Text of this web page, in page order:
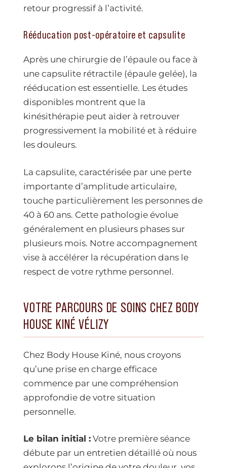
retour progressif à l’activité.
Rééducation post-opératoire et capsulite
Après une chirurgie de l’épaule ou face à
une capsulite rétractile (épaule gelée), la
rééducation est essentielle. Les études
disponibles montrent que la
kinésithérapie peut aider à retrouver
progressivement la mobilité et à réduire
les douleurs.
La capsulite, caractérisée par une perte
importante d’amplitude articulaire,
touche particulièrement les personnes de
40 à 60 ans. Cette pathologie évolue
généralement en plusieurs phases sur
plusieurs mois. Notre accompagnement
vise à accélérer la récupération dans le
respect de votre rythme personnel.
VOTRE PARCOURS DE SOINS CHEZ BODY
HOUSE KINÉ VÉLIZY
Chez Body House Kiné, nous croyons
qu’une prise en charge efficace
commence par une compréhension
approfondie de votre situation
personnelle.
Le bilan initial : Votre première séance
débute par un entretien détaillé où nous